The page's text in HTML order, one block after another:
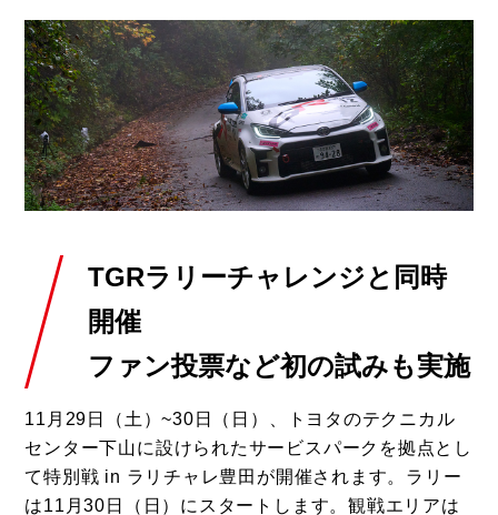
TGRラリーチャレンジと同時
開催
ファン投票など初の試みも実施
11月29日（土）~30日（日）、トヨタのテクニカル
センター下山に設けられたサービスパークを拠点とし
て特別戦 in ラリチャレ豊田が開催されます。ラリー
は11月30日（日）にスタートします。観戦エリアは